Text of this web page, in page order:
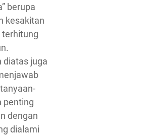
berupa
kesakitan
terhitung
diatas juga
penting
dengan
dialami